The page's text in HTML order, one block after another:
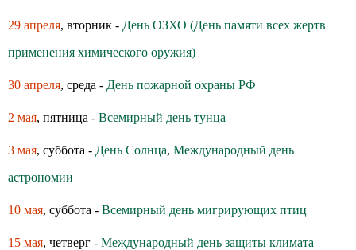
29 апреля, вторник - День ОЗХО (День памяти всех жертв
применения химического оружия)
30 апреля, среда - День пожарной охраны РФ
2 мая, пятница - Всемирный день тунца
3 мая, суббота - День Солнца, Международный день
астрономии
10 мая, суббота - Всемирный день мигрирующих птиц
15 мая, четверг - Международный день защиты климата